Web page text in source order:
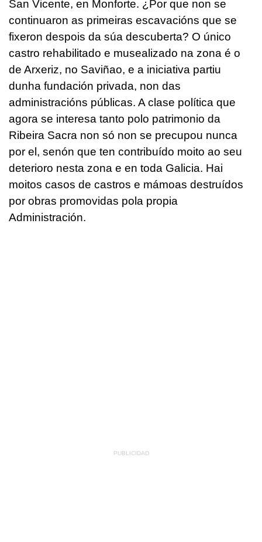
San Vicente, en Monforte. ¿Por que non se
continuaron as primeiras escavacións que se
fixeron despois da súa descuberta? O único
castro rehabilitado e musealizado na zona é o
de Arxeriz, no Saviñao, e a iniciativa partiu
dunha fundación privada, non das
administracións públicas. A clase política que
agora se interesa tanto polo patrimonio da
Ribeira Sacra non só non se precupou nunca
por el, senón que ten contribuído moito ao seu
deterioro nesta zona e en toda Galicia. Hai
moitos casos de castros e mámoas destruídos
por obras promovidas pola propia
Administración.